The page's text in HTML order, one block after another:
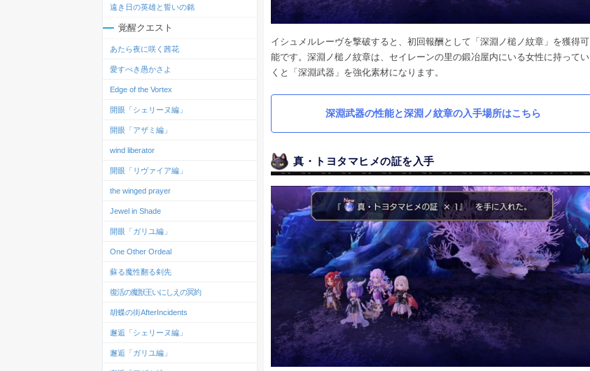
イシュメルレーヴを撃破すると、初回報酬として「深淵ノ槌ノ紋章」を獲得可
能です。深淵ノ槌ノ紋章は、セイレーンの里の鍛冶屋内にいる女性に持ってい
くと「深淵武器」を強化素材になります。
深淵武器の性能と深淵ノ紋章の入手場所はこちら
真・トヨタマヒメの証を入手
遠き日の英雄と誓いの銘
覚醒クエスト
あたら夜に咲く茜花
愛すべき愚かさよ
Edge of the Vortex
開眼「シェリーヌ編」
開眼「アザミ編」
wind liberator
開眼「リヴァイア編」
the winged prayer
Jewel in Shade
開眼「ガリユ編」
One Other Ordeal
蘇る魔性翻る剣先
復活の魔獣王いにしえの冥約
胡蝶の街AfterIncidents
邂逅「シェリーヌ編」
邂逅「ガリユ編」